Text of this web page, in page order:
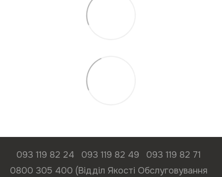
093 119 82 24 093 119 82 49
093 119 82 71
0800 305 400 (Відділ Якості Обслуговування